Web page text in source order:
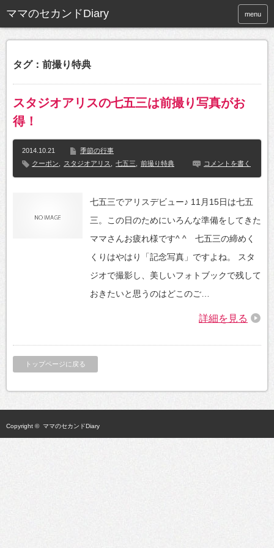
ママのセカンドDiary menu
タグ：前撮り特典
スタジオアリスの七五三は前撮り写真がお
得！
2014.10.21
季節の行事
クーポン
スタジオアリス 七五三 前撮り特典 コメントを書く
七五三でアリスデビュー♪ 11月15日は七五
三。この日のためにいろんな準備をしてきた
ママさんお疲れ様です^ ^ 七五三の締めく
くりはやはり「記念写真」ですよね。 スタ
ジオで撮影し、美しいフォトブックで残して
おきたいと思うのはどこのご…
詳細を見る
トップページに戻る
Copyright © ママのセカンドDiary